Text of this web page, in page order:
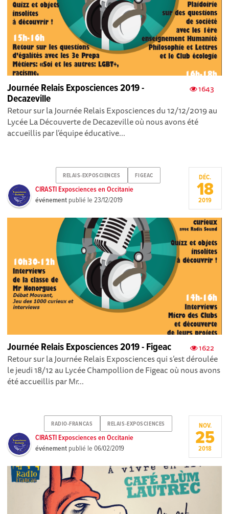
1643
Journée Relais Exposciences 2019 -
Decazeville
Retour sur la Journée Relais Exposciences du 12/12/2019 au
Lycée La Découverte de Decazeville où nous avons été
accueillis par l’équipe éducative...
RELAIS-EXPOSCIENCES FIGEAC
CIRASTI Exposciences en Occitanie
événement publié le23/12/2019
DÉC.
18
2019
1622
Journée Relais Exposciences 2019 - Figeac
Retour sur la Journée Relais Exposciences qui s’est déroulée
le jeudi 18/12 au Lycée Champollion de Figeac où nous avons
été accueillis par Mr...
RADIO-FRANCAS RELAIS-EXPOSCIENCES
CIRASTI Exposciences en Occitanie
événement publié le06/02/2019
NOV.
25
2018